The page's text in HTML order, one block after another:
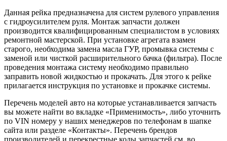
Данная рейка предназначена для систем рулевого управления
с гидроусилителем руля. Монтаж запчасти должен
производится квалифицированным специалистом в условиях
ремонтной мастерской. При установке агрегата взамен
старого, необходима замена масла ГУР, промывка системы с
заменой или чисткой расширительного бачка (фильтра). После
проведения монтажа систему необходимо правильно
заправить новой жидкостью и прокачать. Для этого к рейке
прилагается инструкция по установке и прокачке системы.
Перечень моделей авто на которые устанавливается запчасть
вы можете найти во вкладке «Применимость», либо уточнить
по VIN номеру у наших менеджеров по телефонам в шапке
сайта или разделе «Контакты». Перечень брендов
производителей и перекрестные коды запчастей см. во